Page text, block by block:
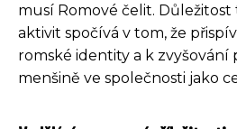
musí Romové čelit.
aktivit spočívá v tom, že
romské identity a k
menšině ve společnosti jako